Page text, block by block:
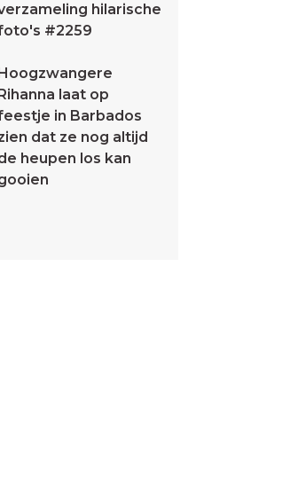
hilarische
#2259
laat op
in Barbados
dat ze nog altijd
heupen los kan